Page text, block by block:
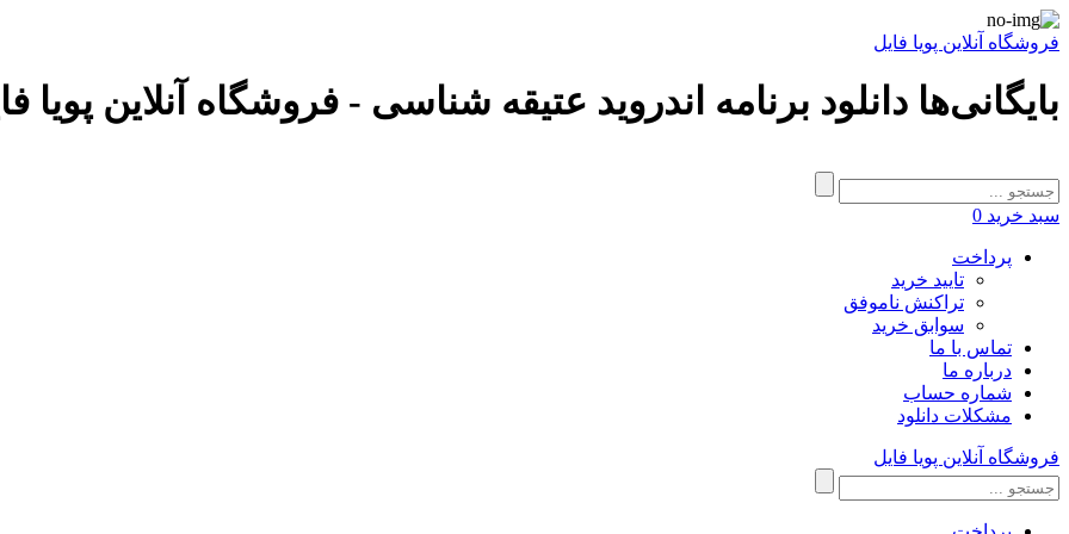
فروشگاه آنلاین پویا فایل
بایگانی‌ها دانلود برنامه اندروید عتیقه شناسی - فروشگاه آنلاین پویا
سبد خرید 0
پرداخت
تایید خرید
تراکنش ناموفق
سوابق خرید
تماس با ما
درباره ما
شماره حساب
مشکلات دانلود
فروشگاه آنلاین پویا فایل